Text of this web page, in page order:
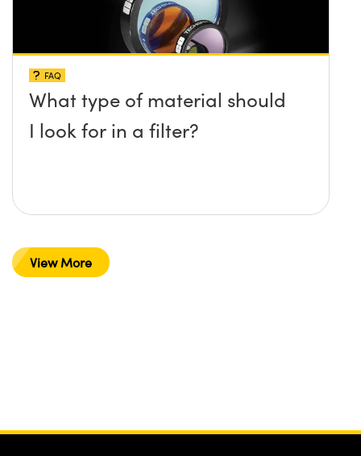
FAQ
What type of material should
I look for in a filter?
View More